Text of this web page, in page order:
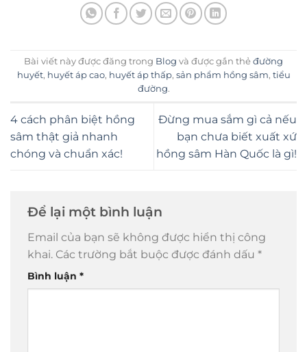
Bài viết này được đăng trong Blog và được gắn thẻ đường
huyết, huyết áp cao, huyết áp thấp, sản phẩm hồng sâm, tiểu
đường.
4 cách phân biệt hồng
sâm thật giả nhanh
chóng và chuẩn xác!
Đừng mua sắm gì cả nếu
bạn chưa biết xuất xứ
hồng sâm Hàn Quốc là gì!
Để lại một bình luận
Email của bạn sẽ không được hiển thị công
khai. Các trường bắt buộc được đánh dấu *
Bình luận *